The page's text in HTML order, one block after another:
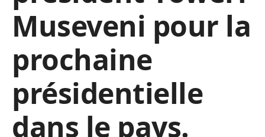
Museveni pour la
prochaine
présidentielle
dans le pays.